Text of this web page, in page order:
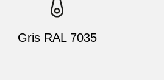
Gris RAL 7035